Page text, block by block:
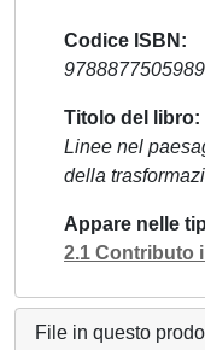
Codice ISBN
9788877505989
Titolo del libro
Linee nel
della
Appare nelle
2.1 Contributo
File in questo